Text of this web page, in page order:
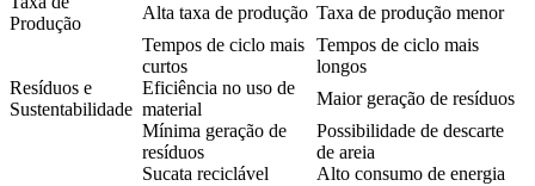
Produção
Alta taxa de produção Taxa de produção menor
Tempos de ciclo mais
curtos
Tempos de ciclo mais
longos
Resíduos e
Sustentabilidade
Eficiência no uso de
material
Maior geração de resíduos
Mínima geração de
resíduos
Possibilidade de descarte
de areia
Sucata reciclável
Alto consumo de energia